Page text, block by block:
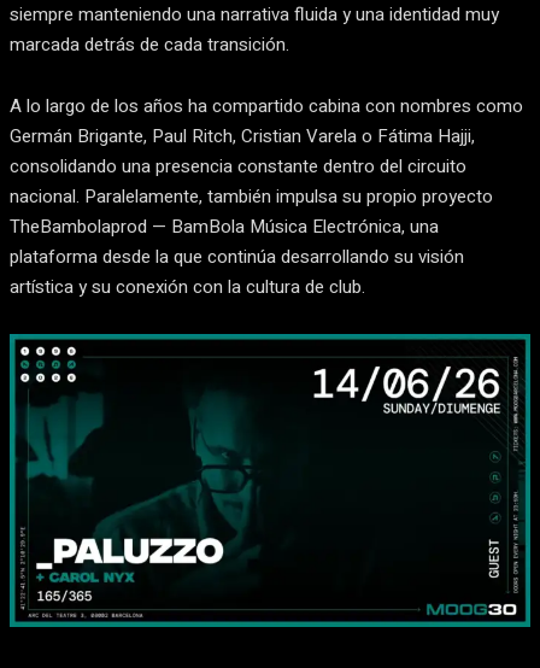
siempre manteniendo una narrativa fluida y una identidad muy
marcada detrás de cada transición.
A lo largo de los años ha compartido cabina con nombres como
Germán Brigante, Paul Ritch, Cristian Varela o Fátima Hajji,
consolidando una presencia constante dentro del circuito
nacional. Paralelamente, también impulsa su propio proyecto
TheBambolaprod — BamBola Música Electrónica, una
plataforma desde la que continúa desarrollando su visión
artística y su conexión con la cultura de club.